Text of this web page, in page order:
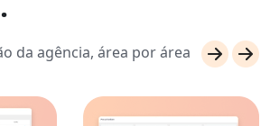
da agência, área por área